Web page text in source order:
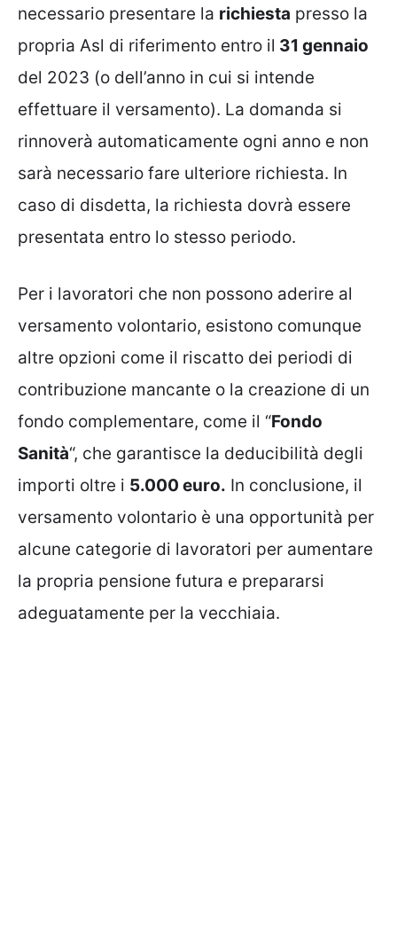
necessario presentare la richiesta presso la
propria Asl di riferimento entro il 31 gennaio
del 2023 (o dell’anno in cui si intende
effettuare il versamento). La domanda si
rinnoverà automaticamente ogni anno e non
sarà necessario fare ulteriore richiesta. In
caso di disdetta, la richiesta dovrà essere
presentata entro lo stesso periodo.
Per i lavoratori che non possono aderire al
versamento volontario, esistono comunque
altre opzioni come il riscatto dei periodi di
contribuzione mancante o la creazione di un
fondo complementare, come il “Fondo
Sanità“, che garantisce la deducibilità degli
importi oltre i 5.000 euro. In conclusione, il
versamento volontario è una opportunità per
alcune categorie di lavoratori per aumentare
la propria pensione futura e prepararsi
adeguatamente per la vecchiaia.